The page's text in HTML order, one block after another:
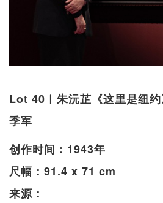
Lot 40︱朱沅芷《这里是纽
季军
创作时间：1943年
尺幅：91.4 x 71 cm
来源：